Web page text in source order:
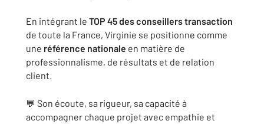
En intégrant le TOP 45 des conseillers transaction
de toute la France, Virginie se positionne comme
une référence nationale en matière de
professionnalisme, de résultats et de relation
client.
💬 Son écoute, sa rigueur, sa capacité à
accompagner chaque projet avec empathie et